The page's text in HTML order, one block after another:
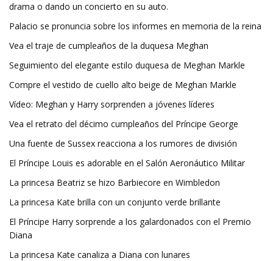
drama o dando un concierto en su auto.
Palacio se pronuncia sobre los informes en memoria de la reina
Vea el traje de cumpleaños de la duquesa Meghan
Seguimiento del elegante estilo duquesa de Meghan Markle
Compre el vestido de cuello alto beige de Meghan Markle
Vídeo: Meghan y Harry sorprenden a jóvenes líderes
Vea el retrato del décimo cumpleaños del Príncipe George
Una fuente de Sussex reacciona a los rumores de división
El Príncipe Louis es adorable en el Salón Aeronáutico Militar
La princesa Beatriz se hizo Barbiecore en Wimbledon
La princesa Kate brilla con un conjunto verde brillante
El Príncipe Harry sorprende a los galardonados con el Premio
Diana
La princesa Kate canaliza a Diana con lunares